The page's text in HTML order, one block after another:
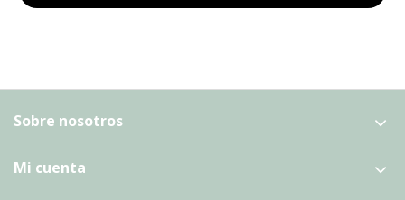
Sobre nosotros
Mi cuenta